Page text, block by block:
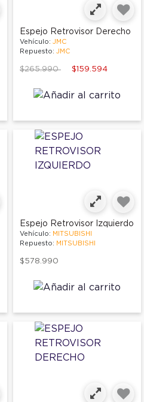
Espejo Retrovisor Derecho
Vehículo: JMC
Repuesto: JMC
Price reduced from
$265.990to $159.594
Espejo Retrovisor Izquierdo
Vehículo: MITSUBISHI
Repuesto: MITSUBISHI
$578.990